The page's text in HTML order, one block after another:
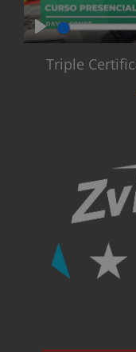
Triple